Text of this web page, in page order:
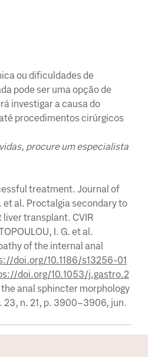
ou dificuldades de
pode ser uma opção de
investigar a causa do
procedimentos cirúrgicos
procure um especialista
treatment. Journal of
et al. Proctalgia secondary to
transplant. CVIR
I. G. et al.
of the internal anal
doi.org/10.1186/s13256-01
doi.org/10.1053/j.gastro.2
anal sphincter morphology
n. 21, p. 3900–3906, jun.